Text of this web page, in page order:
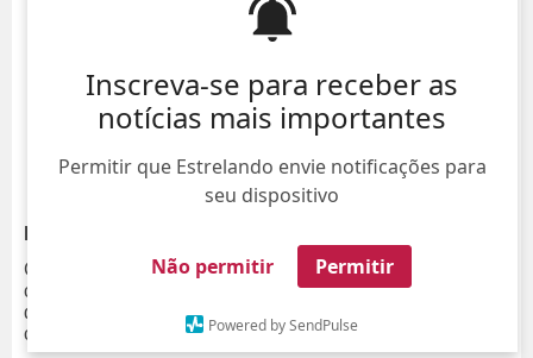
Inscreva-se para receber as
notícias mais importantes
Permitir que Estrelando envie notificações para
seu dispositivo
Não permitir Permitir
Powered by SendPulse
Shakira chegou com 'La Fuerte'!
pic.twitter.com/aQkOSrxH3x
— TV Globo 📺 (@tvglobo)
May 3, 2026
LA LA LATINA
#ShakiraNaGlobo
pic.twitter.com/8W7iwU7KGA
— TV Globo 📺 (@tvglobo)
May 3, 2026
Com a primeira pausa noshow,
a cantora poliglota
conversou com o público em português perfeito e
declarou como é apaixonada pelo Brasil enquanto
celebrava o momento especial.